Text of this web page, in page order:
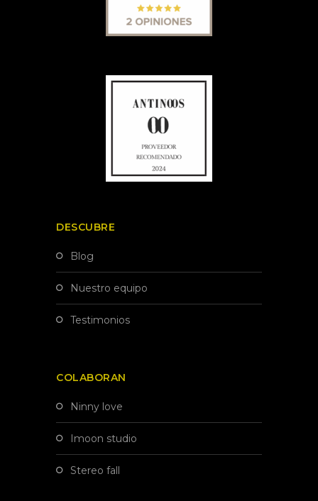
DESCUBRE
blog
nuestro equipo
testimonios
COLABORAN
ninny love
imoon studio
stereo fall